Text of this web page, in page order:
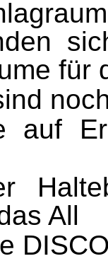
für
auf
All